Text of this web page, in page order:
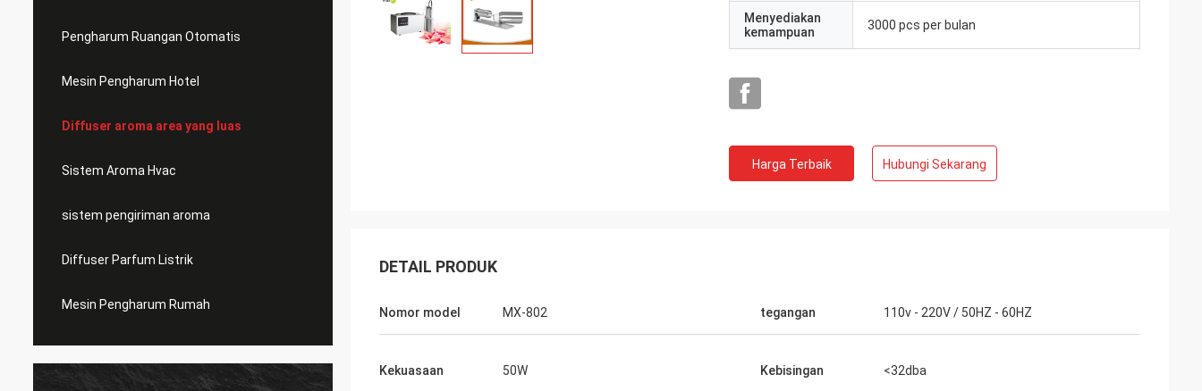
Pengharum Ruangan Otomatis
Mesin Pengharum Hotel
Diffuser aroma area yang luas
Sistem Aroma Hvac
sistem pengiriman aroma
Diffuser Parfum Listrik
Mesin Pengharum Rumah
Menyediakan
kemampuan
3000 pcs per bulan
Harga Terbaik Hubungi Sekarang
DETAIL PRODUK
Nomor model MX-802 tegangan 110v - 220V / 50HZ - 60HZ
Kekuasaan 50W Kebisingan <32dba